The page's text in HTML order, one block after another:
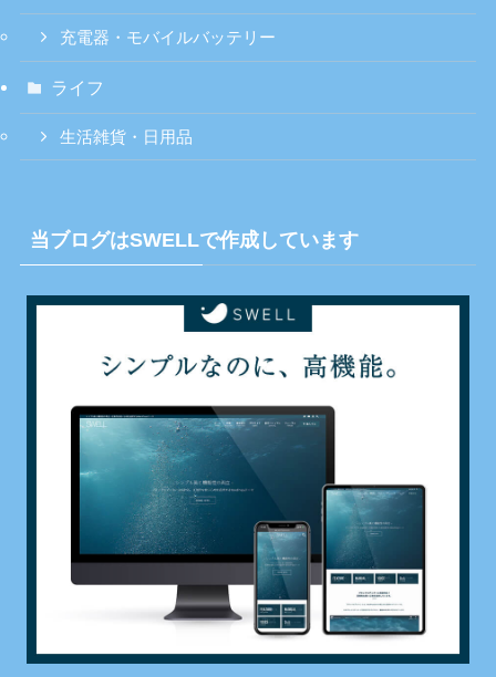
充電器・モバイルバッテリー
ライフ
生活雑貨・日用品
当ブログはSWELLで作成しています